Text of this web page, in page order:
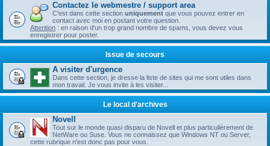
Contactez le webmestre / support area
C'est dans cette section uniquement que vous pouvez entrer en
contact avec moi en postant votre question.
Attention : en raison d'un trop grand nombre de spams, vous devez vous
enregistrer pour poster.
Issue de secours
A visiter d'urgence
Dans cette section, je dresse la liste de sites qui me sont utiles dans
mon travail. Je vous invite à les visiter...
Le local d'archives
Novell
Tout sur le monde quasi disparu de Novell et plus particulièrement de
NetWare ou Suse. Vous ne connaissez que Windows NT ou Server,
cette rubrique n'est donc pas pour vous.